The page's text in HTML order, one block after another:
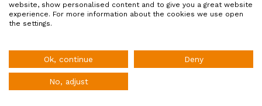
Schrijf je in op de nieuwsbrief
1 2 3 4 5 6
13 14 15
website, show personalised content and to give you a great website
experience. For more information about the cookies we use open
the settings.
Ok, continue Deny
No, adjust